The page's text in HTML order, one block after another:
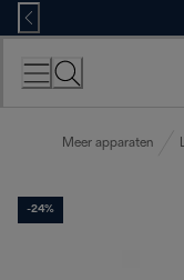
Skip
to
Content
Meer apparaten
-24%